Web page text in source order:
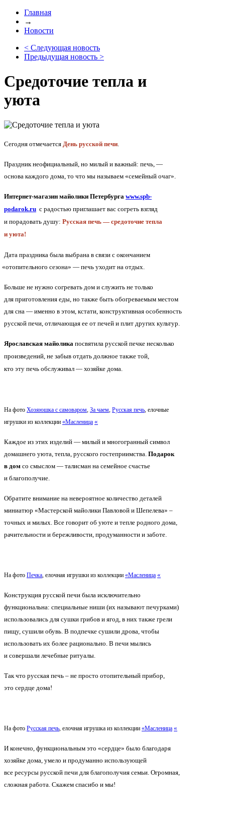
Главная
→
Новости
< Следующая новость
Предыдущая новость >
Средоточие тепла и
уюта
Средоточие тепла и уюта
Сегодня отмечается День русской печи
Праздник неофициальный, но милый и важный: печь, —
основа каждого дома, то что мы называем «семейный очаг».
Интернет-магазин майолики Петербурга www.spb-
podarok.ru с радостью приглашает вас согреть взгляд
и порадовать душу: Русская печь — средоточие тепла
и уюта!
Дата праздника была выбрана в связи с окончанием
«отопительного сезона» — печь уходит на отдых.
Больше не нужно согревать дом и служить не только
для приготовления еды, но также быть обогреваемым местом
для сна — именно в этом, кстати, конструктивная особенность
русской печи, отличающая ее от печей и плит других культур.
Ярославская майолика посвятила русской печке несколько
произведений, не забыв отдать должное также той,
кто эту печь обслуживал — хозяйке дома.
На фото Хозяюшка с самоваром, За чаем, Русская печь, елочные
игрушки из коллекции «Масленица «
Каждое из этих изделий — милый и многогранный символ
домашнего уюта, тепла, русского гостеприимства. Подарок
в дом со смыслом — талисман на семейное счастье
и благополучие.
Обратите внимание на невероятное количество деталей
миниатюр «Мастерской майолики Павловой и Шепелева» –
точных и милых. Все говорит об уюте и тепле родного дома,
рачительности и бережливости, продуманности и заботе.
На фото Печка, елочная игрушки из коллекции «Масленица «
Конструкция русской печи была исключительно
функциональна: специальные ниши (их называют печурками)
использовались для сушки грибов и ягод, в них также грели
пищу, сушили обувь. В подпечке сушили дрова, чтобы
использовать их более рационально. В печи мылись
и совершали лечебные ритуалы.
Так что русская печь – не просто отопительный прибор,
это сердце дома!
На фото Русская печь, елочная игрушка из коллекции «Масленица «
И конечно, функциональным это «сердце» было благодаря
хозяйке дома, умело и продуманно использующей
все ресурсы русской печи для благополучия семьи. Огромная,
сложная работа. Скажем спасибо и мы!